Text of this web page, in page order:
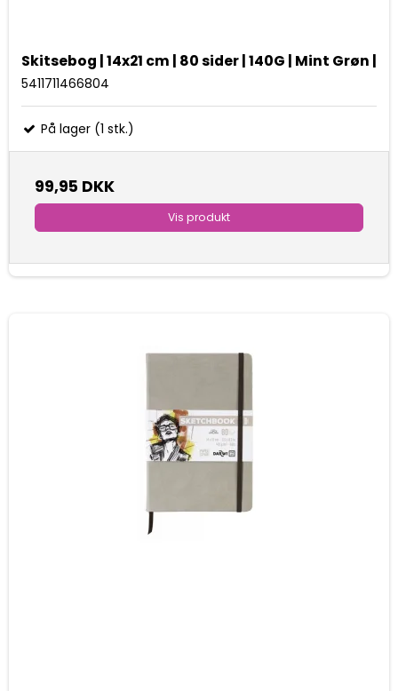
Skitsebog | 14x21 cm | 80 sider | 140G | Mint Grøn |
5411711466804
På lager (1 stk.)
99,95 DKK
Vis produkt